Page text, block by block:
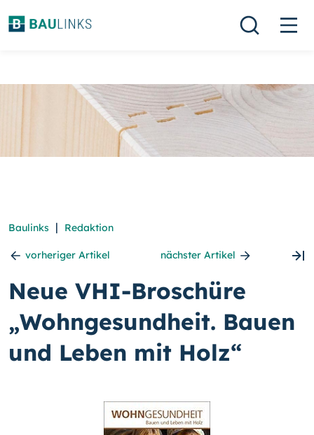
Baulinks | Redaktion
vorheriger Artikel nächster Artikel
Neue VHI-Broschüre
„Wohngesundheit. Bauen
und Leben mit Holz“